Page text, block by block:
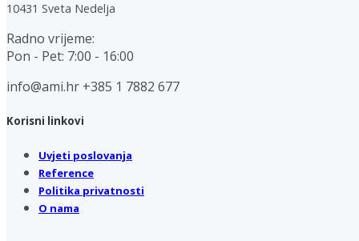
10431 Sveta Nedelja
Radno vrijeme:
Pon - Pet: 7:00 - 16:00
info@ami.hr +385 1 7882 677
Korisni linkovi
Uvjeti poslovanja
Reference
Politika privatnosti
O nama